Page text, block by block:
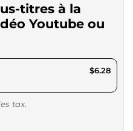
titres à la
Youtube ou
$6.28
tax.